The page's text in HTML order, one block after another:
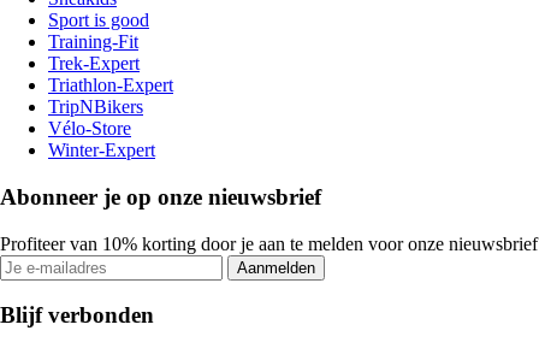
Sport is good
Training-Fit
Trek-Expert
Triathlon-Expert
TripNBikers
Vélo-Store
Winter-Expert
Abonneer je op onze nieuwsbrief
Profiteer van 10% korting door je aan te melden voor onze nieuwsbrief
Aanmelden
Blijf verbonden